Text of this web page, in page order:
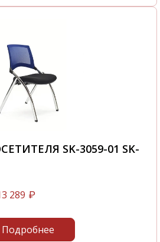
SK-3059-01 SK-
289 ₽
Подробнее